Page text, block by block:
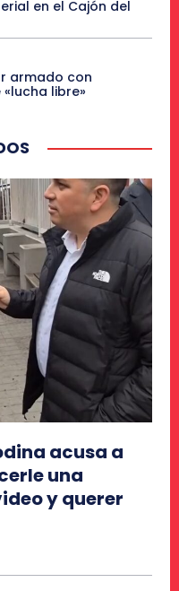
en el Cajón del
armado con
libre»
acusa a
una
y querer